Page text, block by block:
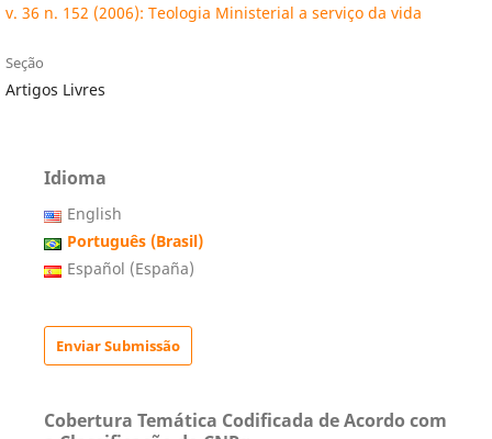
v. 36 n. 152 (2006): Teologia Ministerial a serviço da vida
Seção
Artigos Livres
Idioma
English
Português (Brasil)
Español (España)
Enviar Submissão
Cobertura Temática Codificada de Acordo com